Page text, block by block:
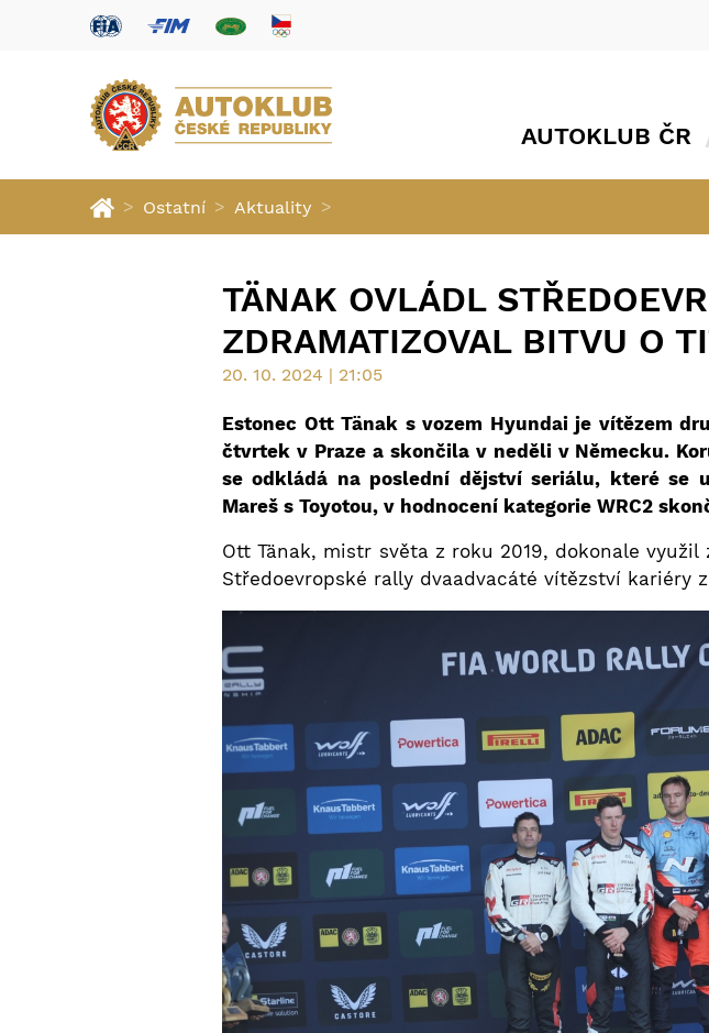
AUTOKLUB ČR
> Ostatní > Aktuality >
TÄNAK OVLÁDL
ZDRAMATIZOVAL BITVU O
20. 10. 2024 | 21:05
Estonec Ott Tänak s vozem Hyundai je vítězem
čtvrtek v Praze a skončila v neděli v Německu.
se odkládá na poslední dějství seriálu, které se
Mareš s Toyotou, v hodnocení kategorie WRC2
Ott Tänak, mistr světa z roku 2019, dokonale
Středoevropské rally dvaadvacáté vítězství kariéry